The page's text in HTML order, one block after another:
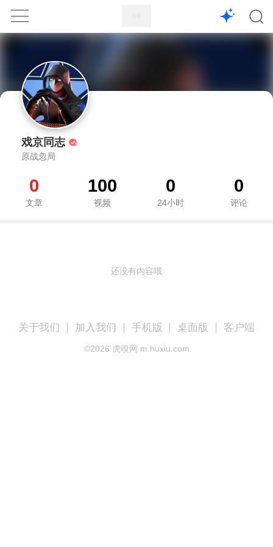
1X
戏京同志
原战忽局
0
文章
100
视频
0
24小时
0
评论
还没有内容哦
关于我们 加入我们 手机版 桌面版 客户端
©2026 虎嗅网 m.huxiu.com